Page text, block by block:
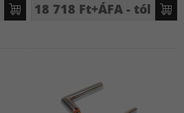
18 718 Ft+ÁFA - tól